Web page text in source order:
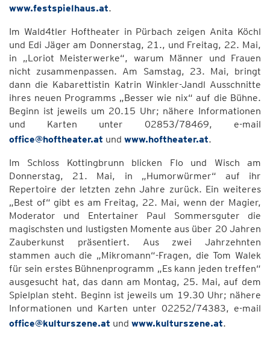
www.festspielhaus.at.
Im Wald4tler Hoftheater in Pürbach zeigen Anita Köchl
und Edi Jäger am Donnerstag, 21., und Freitag, 22. Mai,
in „Loriot Meisterwerke“, warum Männer und Frauen
nicht zusammenpassen. Am Samstag, 23. Mai, bringt
dann die Kabarettistin Katrin Winkler-Jandl Ausschnitte
ihres neuen Programms „Besser wie nix“ auf die Bühne.
Beginn ist jeweils um 20.15 Uhr; nähere Informationen
und Karten unter 02853/78469, e-mail
office@hoftheater.at und www.hoftheater.at.
Im Schloss Kottingbrunn blicken Flo und Wisch am
Donnerstag, 21. Mai, in „Humorwürmer“ auf ihr
Repertoire der letzten zehn Jahre zurück. Ein weiteres
„Best of“ gibt es am Freitag, 22. Mai, wenn der Magier,
Moderator und Entertainer Paul Sommersguter die
magischsten und lustigsten Momente aus über 20 Jahren
Zauberkunst präsentiert. Aus zwei Jahrzehnten
stammen auch die „Mikromann“-Fragen, die Tom Walek
für sein erstes Bühnenprogramm „Es kann jeden treffen“
ausgesucht hat, das dann am Montag, 25. Mai, auf dem
Spielplan steht. Beginn ist jeweils um 19.30 Uhr; nähere
Informationen und Karten unter 02252/74383, e-mail
office@kulturszene.at und www.kulturszene.at.